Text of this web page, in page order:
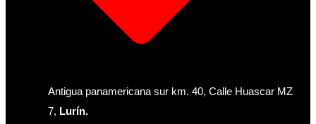
Antigua panamericana sur km. 40, Calle Huascar MZ
7, Lurín.